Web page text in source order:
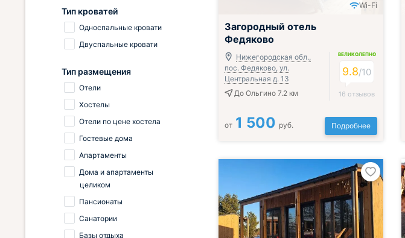
Wi-Fi
Загородный отель
Федяково
Нижегородская обл.,
пос. Федяково, ул.
Центральная д. 13
До Ольгино 7.2 км
ВЕЛИКОЛЕПНО
9.8/10
16 отзывов
от 1 500 руб. Подробнее
Тип кроватей
Односпальные кровати
Двуспальные кровати
Тип размещения
Отели
Хостелы
Отели по цене хостела
Гостевые дома
Апартаменты
Дома и апартаменты
целиком
Пансионаты
Санатории
Базы отдыха